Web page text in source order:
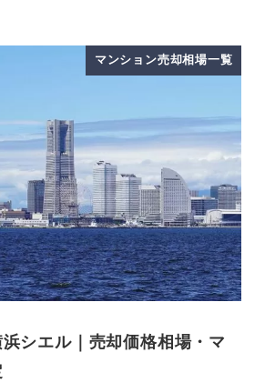
マンション売却相場一覧
シエル｜売却価格相場・マ